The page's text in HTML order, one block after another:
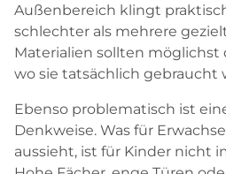
Außenbereich klingt
schlechter als mehrere
Materialien sollten
wo sie tatsächlich gebraucht
Ebenso problematisch ist
Denkweise. Was für
aussieht, ist für Kinder nicht